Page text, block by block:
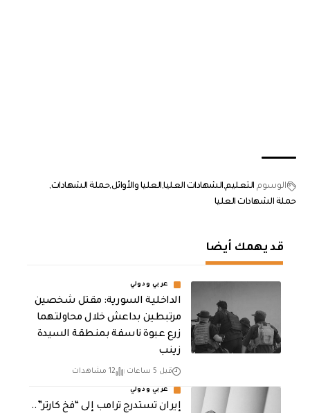
الوسوم التعليم الشهادات العليا العليا والأوائلحملة الشهادات
حملة الشهادات العليا
قد يهمك أيضا
عربي ودولي
الداخلية السورية: مقتل شخصين
مرتبطين بداعش خلال محاولتهما
زرع عبوة ناسفة بمنطقة السيدة
زينب
قبل 5 ساعات 12 مشاهدات
عربي ودولي
إيران تستدرج ترامب إلى “فخ كارتر”..